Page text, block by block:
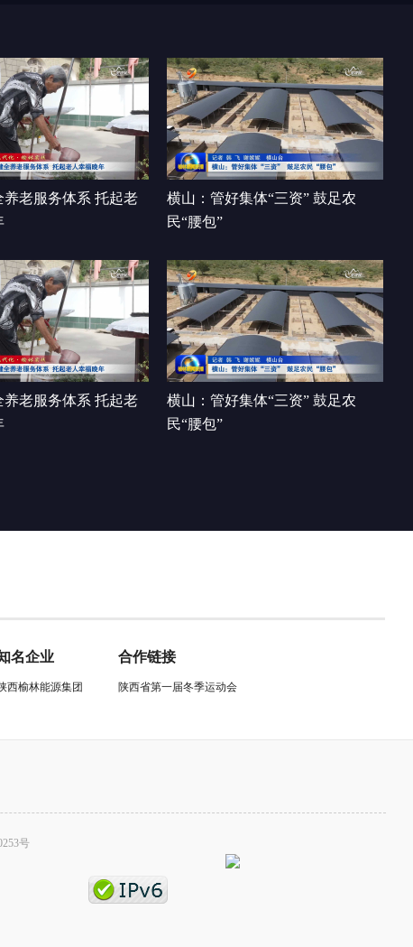
00:12:57
00:02:15
榆林：新时代文明实践活动 引
领垃圾分类新风尚
养老服务体系 托起老
横山：管好集体“三资” 鼓足农
民“腰包”
养老服务体系 托起老
横山：管好集体“三资” 鼓足农
民“腰包”
名企业
西榆林能源集团
合作链接
陕西省第一届冬季运动会
号